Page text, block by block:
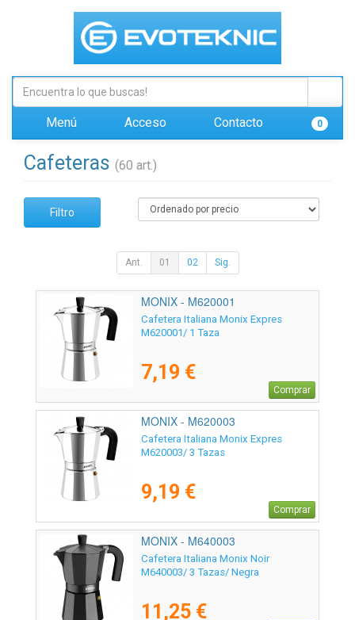
Menú Acceso Contacto 0
Cafeteras (60 art.)
Filtro
Ant. 01 02 Sig.
MONIX - M620001
Cafetera Italiana Monix Expres
M620001/ 1 Taza
7,19 €
Comprar
MONIX - M620003
Cafetera Italiana Monix Expres
M620003/ 3 Tazas
9,19 €
Comprar
MONIX - M640003
Cafetera Italiana Monix Noir
M640003/ 3 Tazas/ Negra
11,25 €